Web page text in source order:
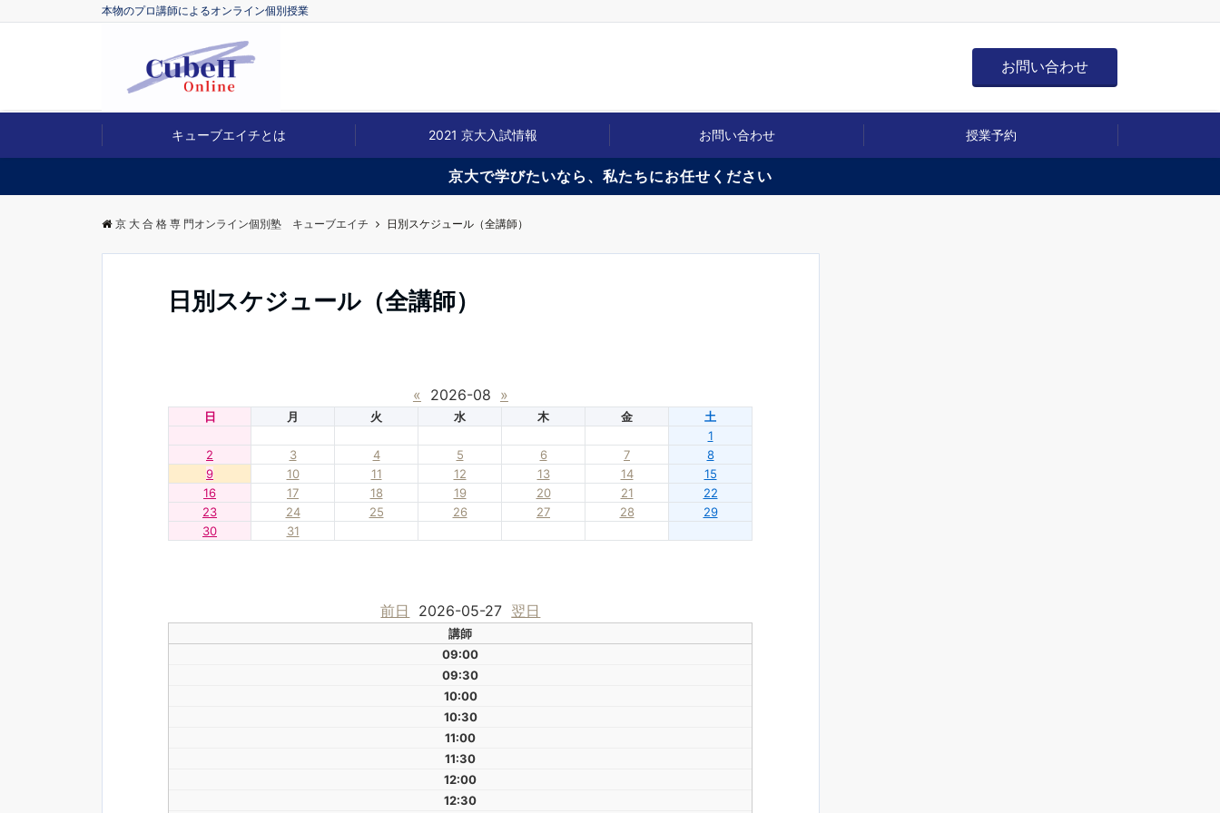
本物のプロ講師によるオンライン個別授業
お問い合わせ
キューブエイチとは 2021 京大入試情報 お問い合わせ 授業予約
京大で学びたいなら、私たちにお任せください
京 大 合 格 専 門オンライン個別塾 キューブエイチ 日別スケジュール（全講師）
日別スケジュール（全講師）
« 2026-08 »
日 月 火 水 木 金
土
1
2
3 4 5 6 7
8
9
10 11 12 13 14
15
16
17 18 19 20 21
22
23
24 25 26 27 28
29
30
31
前日 2026-05-27 翌日
講師
09:00
09:30
10:00
10:30
11:00
11:30
12:00
12:30